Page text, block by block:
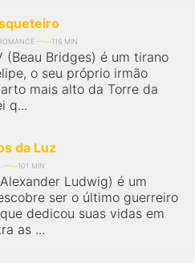
116 MIN
(Beau Bridges) é um tirano
o seu próprio irmão
mais alto da Torre da
q...
da Luz
101 MIN
Ludwig) é um
ser o último guerreiro
dedicou suas vidas em
as ...